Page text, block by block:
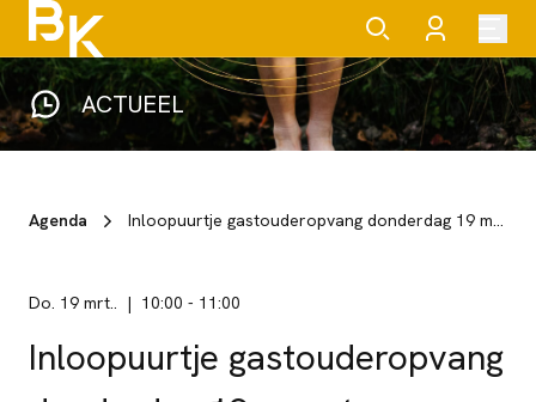
ACTUEEL
Agenda Inloopuurtje gastouderopvang donderdag 19 maart GEANNULEERD
do. 19 mrt.. 10:00 - 11:00
Inloopuurtje gastouderopvang